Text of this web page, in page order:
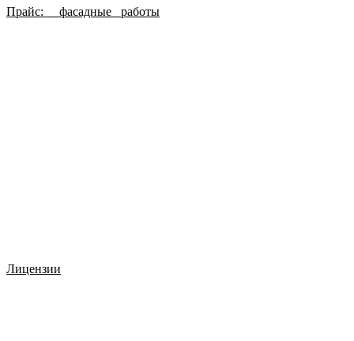
Прайс: фасадные работы
Лицензии